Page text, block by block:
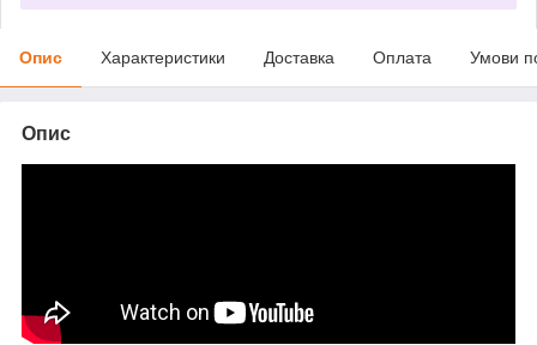
Опис Характеристики Доставка Оплата Умови
Опис